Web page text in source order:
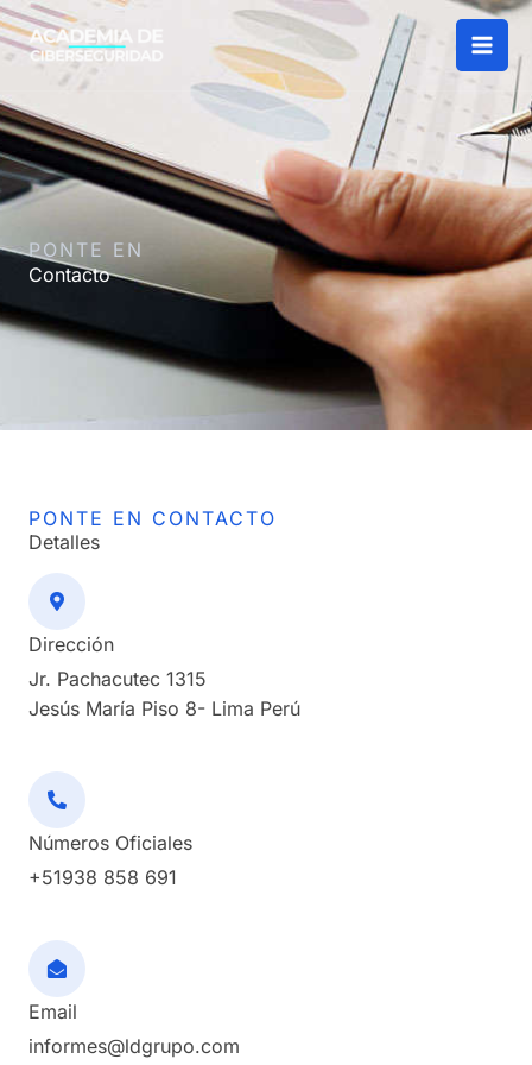
Ir
al
contenido
PONTE EN
Contacto
PONTE EN CONTACTO
Detalles
Dirección
Jr. Pachacutec 1315
Jesús María Piso 8- Lima Perú
Números Oficiales
+51938 858 691
Email
informes@ldgrupo.com